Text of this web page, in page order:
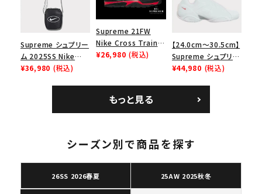
キャップ・ハット
パーカー・クルーネック
Supreme シュプリー
ム 2025SS Nike
Leather Shoulder
¥36,980 (税込)
Supreme 21FW
Nike Cross Trainer
Low ナイキクロスト
¥26,980 (税込)
【24.0cm～30.5cm】
Supreme シュプリー
ム 2023AW Nike
カー ホワイト 白
¥44,980 (税込)
もっと見る
シーズン別で商品を探す
26SS 2026春夏 25AW 2025秋冬